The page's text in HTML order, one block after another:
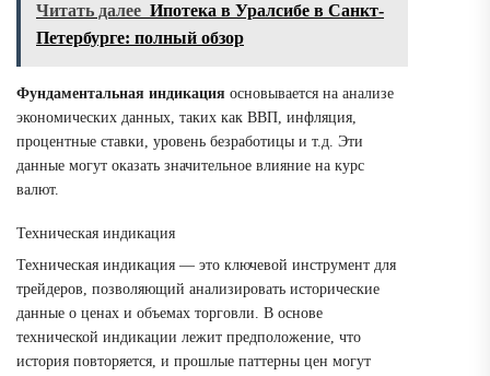
Читать далее Ипотека в Уралсибе в Санкт-
Петербурге: полный обзор
Фундаментальная индикация основывается на анализе
экономических данных, таких как ВВП, инфляция,
процентные ставки, уровень безработицы и т.д. Эти
данные могут оказать значительное влияние на курс
валют.
Техническая индикация
Техническая индикация ― это ключевой инструмент для
трейдеров, позволяющий анализировать исторические
данные о ценах и объемах торговли. В основе
технической индикации лежит предположение, что
история повторяется, и прошлые паттерны цен могут